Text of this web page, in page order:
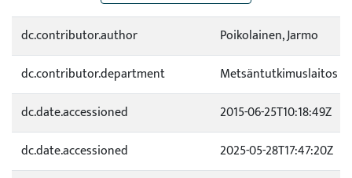
dc.contributor.author
Poikolainen, Jarmo
dc.contributor.department
Metsäntutkimuslaitos
dc.date.accessioned
2015-06-25T10:18:49Z
dc.date.accessioned
2025-05-28T17:47:20Z